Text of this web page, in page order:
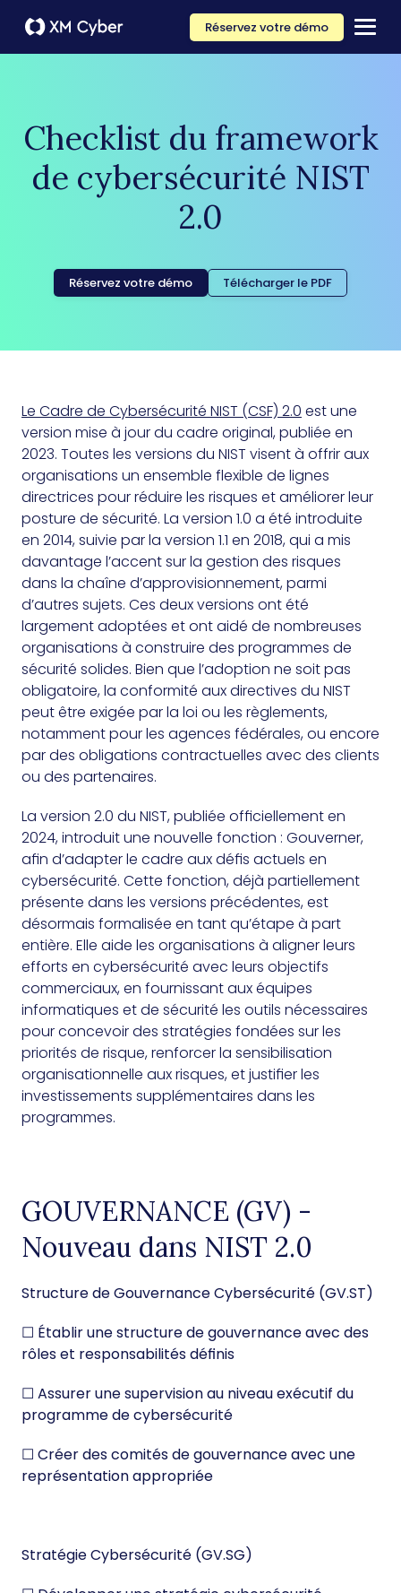
Réservez votre démo
Checklist du framework
de cybersécurité NIST
2.0
Réservez votre démo Télécharger le PDF
Le Cadre de Cybersécurité NIST (CSF) 2.0 est une
version mise à jour du cadre original, publiée en
2023. Toutes les versions du NIST visent à offrir aux
organisations un ensemble flexible de lignes
directrices pour réduire les risques et améliorer leur
posture de sécurité. La version 1.0 a été introduite
en 2014, suivie par la version 1.1 en 2018, qui a mis
davantage l’accent sur la gestion des risques
dans la chaîne d’approvisionnement, parmi
d’autres sujets. Ces deux versions ont été
largement adoptées et ont aidé de nombreuses
organisations à construire des programmes de
sécurité solides. Bien que l’adoption ne soit pas
obligatoire, la conformité aux directives du NIST
peut être exigée par la loi ou les règlements,
notamment pour les agences fédérales, ou encore
par des obligations contractuelles avec des clients
ou des partenaires.
La version 2.0 du NIST, publiée officiellement en
2024, introduit une nouvelle fonction : Gouverner,
afin d’adapter le cadre aux défis actuels en
cybersécurité. Cette fonction, déjà partiellement
présente dans les versions précédentes, est
désormais formalisée en tant qu’étape à part
entière. Elle aide les organisations à aligner leurs
efforts en cybersécurité avec leurs objectifs
commerciaux, en fournissant aux équipes
informatiques et de sécurité les outils nécessaires
pour concevoir des stratégies fondées sur les
priorités de risque, renforcer la sensibilisation
organisationnelle aux risques, et justifier les
investissements supplémentaires dans les
programmes.
GOUVERNANCE (GV) -
Nouveau dans NIST 2.0
Structure de Gouvernance Cybersécurité (GV.ST)
☐ Établir une structure de gouvernance avec des
rôles et responsabilités définis
☐ Assurer une supervision au niveau exécutif du
programme de cybersécurité
☐ Créer des comités de gouvernance avec une
représentation appropriée
Stratégie Cybersécurité (GV.SG)